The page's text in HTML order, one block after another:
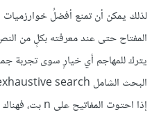
لذلك يمكن أن تمنع أفضلُ خوارزميات
المفتاح حتى عند معرفته بكلٍ من
يترك للمهاجم أي خيارٍ سوى تجربة
إذا احتوت المفاتيح على n بت، فهناك 2